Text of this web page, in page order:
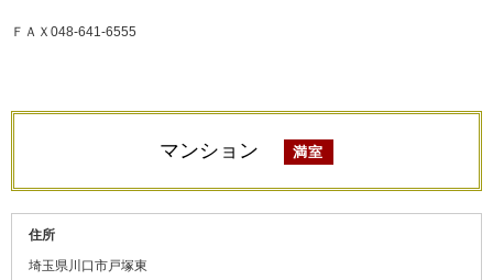
ＦＡＸ048-641-6555
マンション 満室
住所
埼玉県川口市戸塚東